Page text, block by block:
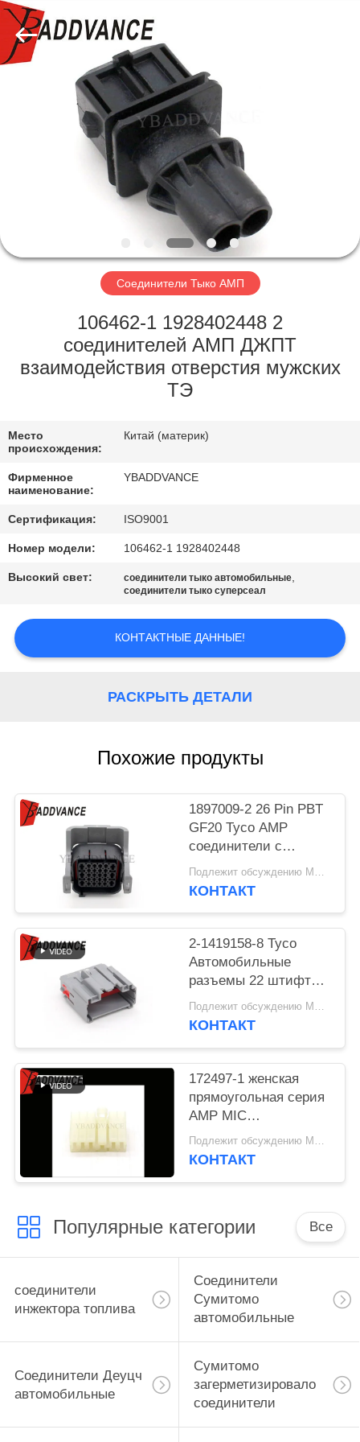
ПРОДУКТЫ
ПУТЕШЕСТВИЕ
ФАБРИКИ
ПРОВЕРКА
КАЧЕСТВА
МЫ
СПРОСИТЕ
ЦИТАТУ
КАРТА
ПОЛИТИКА
YingBao
Auto
Parts
Co.,Ltd.
Rights
Reserved.
Соединители Тыко АМП
106462-1 1928402448 2
соединителей АМП ДЖПТ
взаимодействия отверстия мужских
ТЭ
Место
происхождения:
Китай (материк)
Фирменное
наименование:
YBADDVANCE
Сертификация: ISO9001
Номер модели: 106462-1 1928402448
Высокий свет: соединители тыко автомобильные,
соединители тыко суперсеал
КОНТАКТНЫЕ ДАННЫЕ!
РАСКРЫТЬ ДЕТАЛИ
Похожие продукты
1897009-2 26 Pin PBT
GF20 Tyco AMP
соединители с
обратным корпусом Подлежит обсуждению MOQ:100 БЛОКОВ
КОНТАКТ
2-1419158-8 Tyco
Автомобильные
разъемы 22 штифта
Женщина PA66 Gf30 Подлежит обсуждению MOQ:100 БЛОКОВ
КОНТАКТ
172497-1 женская
прямоугольная серия
AMP MIC
взаимодействия TE
11 контактный разъем
Подлежит обсуждению MOQ:100 БЛОКОВ
КОНТАКТ
Популярные категории Все
соединители
инжектора топлива
Соединители
Сумитомо
автомобильные
Соединители Деуцч
автомобильные
Сумитомо
загерметизировало
соединители